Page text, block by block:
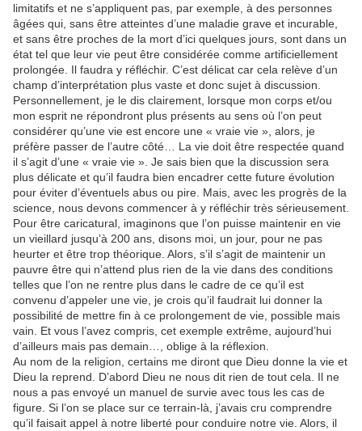
limitatifs et ne s’appliquent pas, par exemple, à des personnes
âgées qui, sans être atteintes d’une maladie grave et incurable,
et sans être proches de la mort d’ici quelques jours, sont dans un
état tel que leur vie peut être considérée comme artificiellement
prolongée. Il faudra y réfléchir. C’est délicat car cela relève d’un
champ d’interprétation plus vaste et donc sujet à discussion.
Personnellement, je le dis clairement, lorsque mon corps et/ou
mon esprit ne répondront plus présents au sens où l’on peut
considérer qu’une vie est encore une « vraie vie », alors, je
préfère passer de l’autre côté… La vie doit être respectée quand
il s’agit d’une « vraie vie ». Je sais bien que la discussion sera
plus délicate et qu’il faudra bien encadrer cette future évolution
pour éviter d’éventuels abus ou pire. Mais, avec les progrès de la
science, nous devons commencer à y réfléchir très sérieusement.
Pour être caricatural, imaginons que l’on puisse maintenir en vie
un vieillard jusqu’à 200 ans, disons moi, un jour, pour ne pas
heurter et être trop théorique. Alors, s’il s’agit de maintenir un
pauvre être qui n’attend plus rien de la vie dans des conditions
telles que l’on ne rentre plus dans le cadre de ce qu’il est
convenu d’appeler une vie, je crois qu’il faudrait lui donner la
possibilité de mettre fin à ce prolongement de vie, possible mais
vain. Et vous l’avez compris, cet exemple extrême, aujourd’hui
d’ailleurs mais pas demain…, oblige à la réflexion.
Au nom de la religion, certains me diront que Dieu donne la vie et
Dieu la reprend. D’abord Dieu ne nous dit rien de tout cela. Il ne
nous a pas envoyé un manuel de survie avec tous les cas de
figure. Si l’on se place sur ce terrain-là, j’avais cru comprendre
qu’il faisait appel à notre liberté pour conduire notre vie. Alors, il